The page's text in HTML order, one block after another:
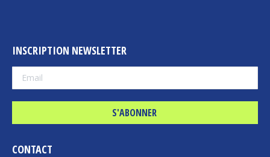
INSCRIPTION NEWSLETTER
CONTACT